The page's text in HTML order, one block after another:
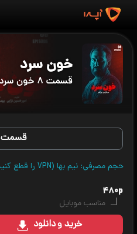
خون سرد
قسمت ۸ خون سرد
قسمت ۸
حجم مصرفی: نیم بها (VPN را قطع کنید)
۴۸۰p
مناسب موبایل
خریدو دانلود